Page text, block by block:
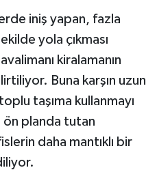
iniş yapan, fazla
yola çıkması
kiralamanın
Buna karşın uzun
taşıma kullanmayı
ön planda tutan
daha mantıklı bir